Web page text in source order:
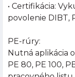
• Certifikácia:
povolenie DIBT,
PE-rúry:
Nutná aplikácia
PE 80, PE 100,